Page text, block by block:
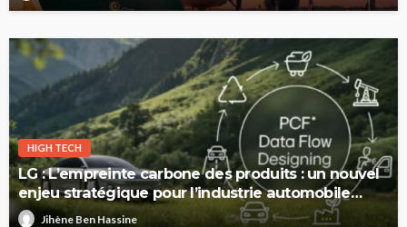
HIGH TECH
LG : L’empreinte carbone des produits : un nouvel
enjeu stratégique pour l’industrie automobile
européenne
Jihène Ben Hassine